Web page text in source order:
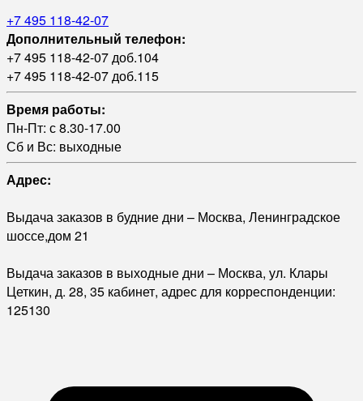
+7 495 118-42-07
Дополнительный телефон:
+7 495 118-42-07 доб.104
+7 495 118-42-07 доб.115
Время работы:
Пн-Пт: с 8.30-17.00
Сб и Вс: выходные
Адрес:
Выдача заказов в будние дни – Москва, Ленинградское
шоссе,дом 21
Выдача заказов в выходные дни – Москва, ул. Клары
Цеткин, д. 28, 35 кабинет, адрес для корреспонденции:
125130